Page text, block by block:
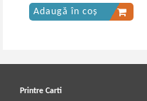
Adaugă în coș
Printre Carti